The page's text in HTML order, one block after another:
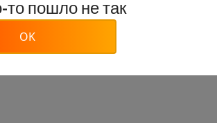
то пошло не так
OK